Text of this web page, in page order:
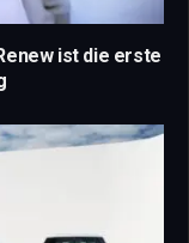
ist die erste